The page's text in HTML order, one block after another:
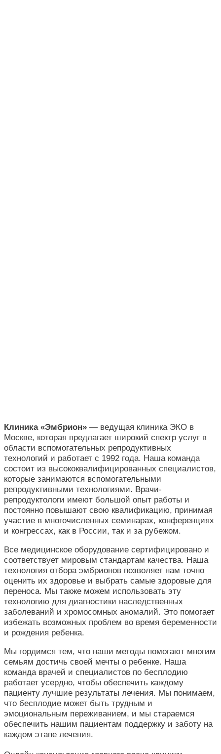
Клиника «Эмбрион» — ведущая клиника ЭКО в
Москве, которая предлагает широкий спектр услуг в
области вспомогательных репродуктивных
технологий и работает с 1992 года. Наша команда
состоит из высококвалифицированных специалистов,
которые занимаются вспомогательными
репродуктивными технологиями. Врачи-
репродуктологи имеют большой опыт работы и
постоянно повышают свою квалификацию, принимая
участие в многочисленных семинарах, конференциях
и конгрессах, как в России, так и за рубежом.
Все медицинское оборудование сертифицировано и
соответствует мировым стандартам качества. Наша
технология отбора эмбрионов позволяет нам точно
оценить их здоровье и выбрать самые здоровые для
переноса. Мы также можем использовать эту
технологию для диагностики наследственных
заболеваний и хромосомных аномалий. Это помогает
избежать возможных проблем во время беременности
и рождения ребенка.
Мы гордимся тем, что наши методы помогают многим
семьям достичь своей мечты о ребенке. Наша
команда врачей и специалистов по бесплодию
работает усердно, чтобы обеспечить каждому
пациенту лучшие результаты лечения. Мы понимаем,
что бесплодие может быть трудным и
эмоциональным переживанием, и мы стараемся
обеспечить нашим пациентам поддержку и заботу на
каждом этапе лечения.